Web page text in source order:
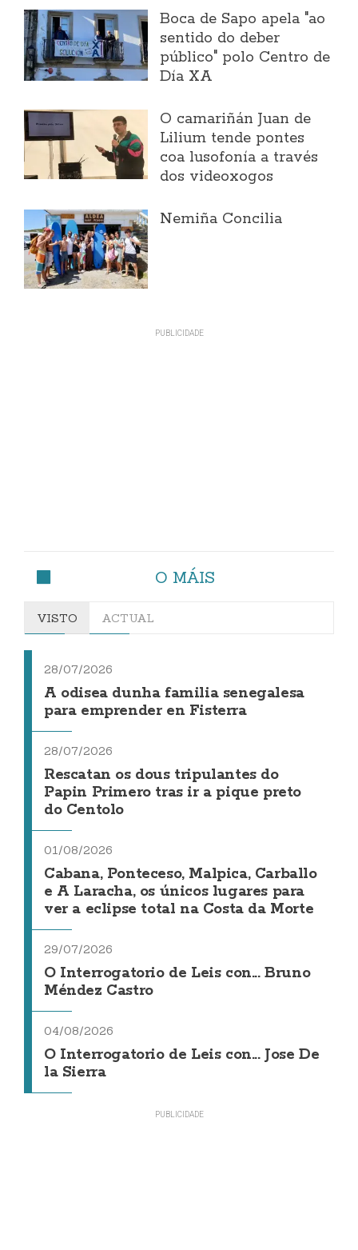
Boca de Sapo apela "ao
sentido do deber
público" polo Centro de
Día XA
O camariñán Juan de
Lilium tende pontes
coa lusofonía a través
dos videoxogos
Nemiña Concilia
O MÁIS
VISTO ACTUAL
28/07/2026
A odisea dunha familia senegalesa
para emprender en Fisterra
28/07/2026
Rescatan os dous tripulantes do
Papin Primero tras ir a pique preto
do Centolo
01/08/2026
Cabana, Ponteceso, Malpica, Carballo
e A Laracha, os únicos lugares para
ver a eclipse total na Costa da Morte
29/07/2026
O Interrogatorio de Leis con... Bruno
Méndez Castro
04/08/2026
O Interrogatorio de Leis con... Jose De
la Sierra